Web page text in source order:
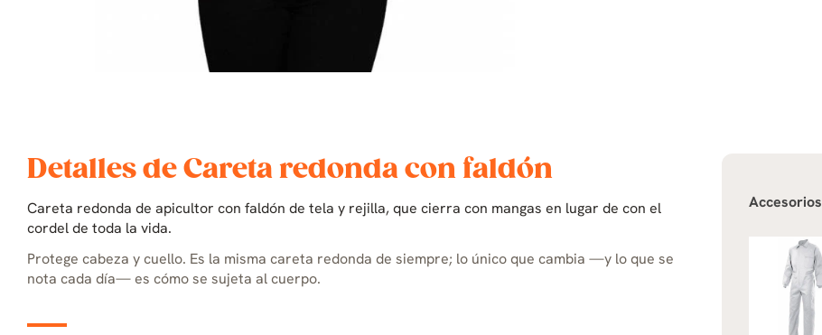
Detalles de Careta redonda con faldón
Careta redonda de apicultor con faldón de tela y rejilla, que cierra con mangas en lugar de con el
cordel de toda la vida.
Protege cabeza y cuello. Es la misma careta redonda de siempre; lo único que cambia —y lo que se
nota cada día— es cómo se sujeta al cuerpo.
Accesorios